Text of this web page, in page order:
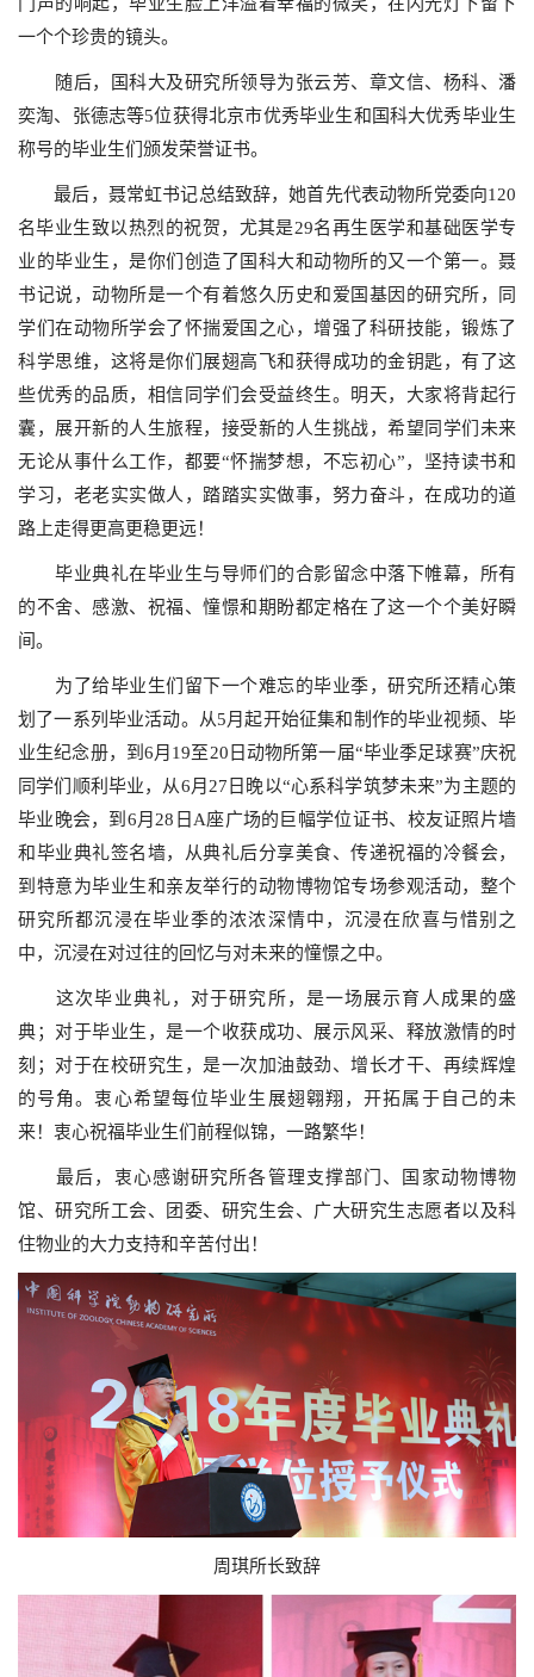
一个个珍贵的镜头。
随后，国科大及研究所领导为张云芳、章文信、杨科、潘
奕淘、张德志等5位获得北京市优秀毕业生和国科大优秀毕业生
称号的毕业生们颁发荣誉证书。
最后，聂常虹书记总结致辞，她首先代表动物所党委向120
名毕业生致以热烈的祝贺，尤其是29名再生医学和基础医学专
业的毕业生，是你们创造了国科大和动物所的又一个第一。聂
书记说，动物所是一个有着悠久历史和爱国基因的研究所，同
学们在动物所学会了怀揣爱国之心，增强了科研技能，锻炼了
科学思维，这将是你们展翅高飞和获得成功的金钥匙，有了这
些优秀的品质，相信同学们会受益终生。明天，大家将背起行
囊，展开新的人生旅程，接受新的人生挑战，希望同学们未来
无论从事什么工作，都要“怀揣梦想，不忘初心”，坚持读书和
学习，老老实实做人，踏踏实实做事，努力奋斗，在成功的道
路上走得更高更稳更远！
毕业典礼在毕业生与导师们的合影留念中落下帷幕，所有
的不舍、感激、祝福、憧憬和期盼都定格在了这一个个美好瞬
间。
为了给毕业生们留下一个难忘的毕业季，研究所还精心策
划了一系列毕业活动。从5月起开始征集和制作的毕业视频、毕
业生纪念册，到 6月 19至20 日动物所第一届“毕业季足球赛”庆祝
同学们顺利毕业，从6月 27 日晚以“心系科学筑梦未来”为主题的
毕业晚会，到 6月 28 日 A座广场的巨幅学位证书、校友证照片墙
和毕业典礼签名墙，从典礼后分享美食、传递祝福的冷餐会，
到特意为毕业生和亲友举行的动物博物馆专场参观活动，整个
研究所都沉浸在毕业季的浓浓深情中，沉浸在欣喜与惜别之
中，沉浸在对过往的回忆与对未来的憧憬之中。
这次毕业典礼，对于研究所，是一场展示育人成果的盛
典；对于毕业生，是一个收获成功、展示风采、释放激情的时
刻；对于在校研究生，是一次加油鼓劲、增长才干、再续辉煌
的号角。衷心希望每位毕业生展翅翱翔，开拓属于自己的未
来！衷心祝福毕业生们前程似锦，一路繁华！
最后，衷心感谢研究所各管理支撑部门、国家动物博物
馆、研究所工会、团委、研究生会、广大研究生志愿者以及科
住物业的大力支持和辛苦付出！
周琪所长致辞